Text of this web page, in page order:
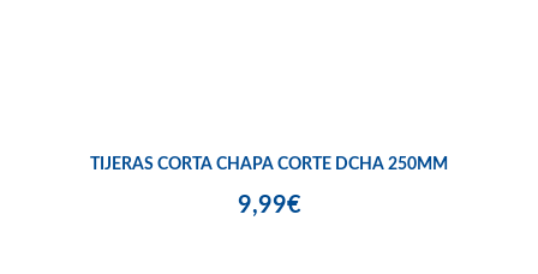
TIJERAS CORTA CHAPA CORTE DCHA 250MM
9,99€